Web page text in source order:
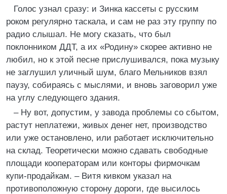
Голос узнал сразу: и Зинка кассеты с русским
роком регулярно таскала, и сам не раз эту группу по
радио слышал. Не могу сказать, что был
поклонником ДДТ, а их «Родину» скорее активно не
любил, но к этой песне прислушивался, пока музыку
не заглушил уличный шум, благо Мельников взял
паузу, собираясь с мыслями, и вновь заговорил уже
на углу следующего здания.
– Ну вот, допустим, у завода проблемы со сбытом,
растут неплатежи, живых денег нет, производство
или уже остановлено, или работает исключительно
на склад. Теоретически можно сдавать свободные
площади кооператорам или конторы фирмочкам
купи-продайкам. – Витя кивком указал на
противоположную сторону дороги, где высилось